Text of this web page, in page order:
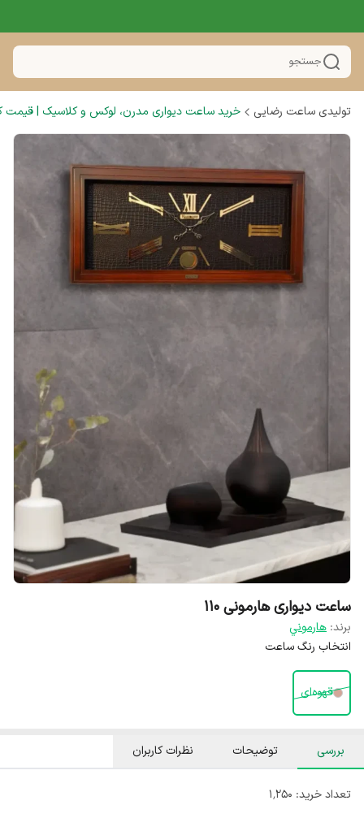
جستجو
تولیدی ساعت رضایی خرید ساعت دیواری مدرن، لوکس و کلاسیک | قیمت
ساعت دیواری هارمونی ۱۱۰
برند: هارموني
انتخاب رنگ ساعت
قهوه‌ای
بررسی توضیحات نظرات کاربران
تعداد خرید: ۱٬۲۵۰